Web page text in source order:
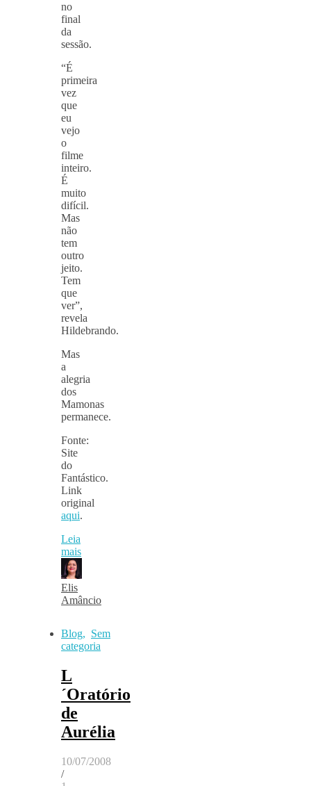
no
final
da
sessão.
“É
primeira
vez
que
eu
vejo
o
filme
inteiro.
É
muito
difícil.
Mas
não
tem
outro
jeito.
Tem
que
ver”,
revela
Hildebrando.
Mas
a
alegria
dos
Mamonas
permanece.
Fonte:
Site
do
Fantástico.
Link
original
aqui.
Leia
mais
Elis
Amâncio
Blog, Sem
categoria
L
´Oratório
de
Aurélia
10/07/2008
/